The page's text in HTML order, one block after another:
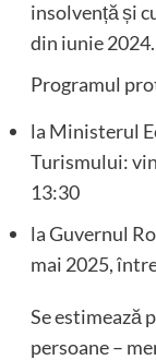
insolvență și
din iunie 2024.
Programul
la Ministerul
Turismului:
13:30
la Guvernul
mai 2025,
Se estimează
persoane –